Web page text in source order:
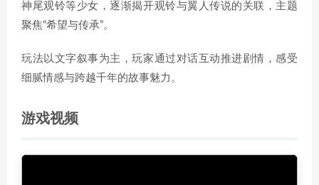
神尾观铃等少女，逐渐揭开观铃与翼人传说的关联，主题
聚焦“希望与传承”。
玩法以文字叙事为主，玩家通过对话互动推进剧情，感受
细腻情感与跨越千年的故事魅力。
游戏视频